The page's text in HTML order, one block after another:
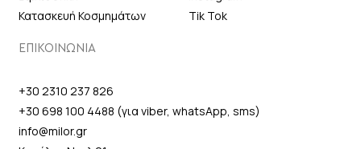
Κατασκευή Κοσμημάτων
Tik Tok
ΕΠΙΚΟΙΝΩΝΙΑ
+30 2310 237 826
+30 698 100 4488 (για viber, whatsApp, sms)
info@milor.gr